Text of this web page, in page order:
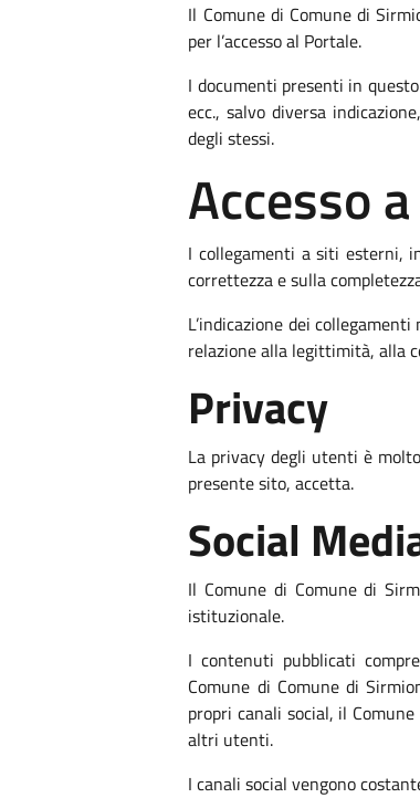
Il Comune di Comune di
per l’accesso al Portale.
I documenti presenti in
ecc., salvo diversa
degli stessi.
Accesso
I collegamenti a siti esterni,
correttezza e sulla
L’indicazione dei
relazione alla legittimità, alla
Privacy
La privacy degli utenti è
presente sito, accetta.
Social
Il Comune di Comune di
istituzionale.
I contenuti pubblicati
Comune di Comune di
propri canali social, il
altri utenti.
I canali social vengono